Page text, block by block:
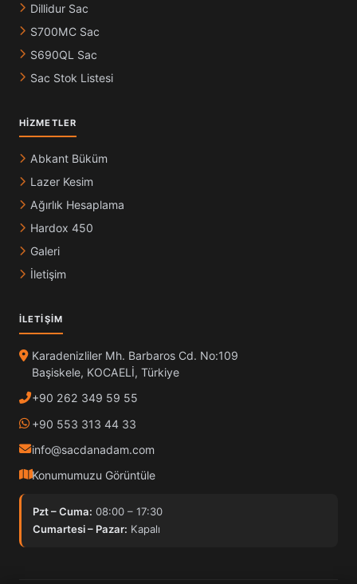
Dillidur Sac
S700MC Sac
S690QL Sac
Sac Stok Listesi
HIZMETLER
Abkant Büküm
Lazer Kesim
Ağırlık Hesaplama
Hardox 450
Galeri
İletişim
İLETIŞIM
Karadenizliler Mh. Barbaros Cd. No:109
Başiskele, KOCAELİ, Türkiye
+90 262 349 59 55
+90 553 313 44 33
info@sacdanadam.com
Konumumuzu Görüntüle
Pzt – Cuma: 08:00 – 17:30
Cumartesi – Pazar: Kapalı